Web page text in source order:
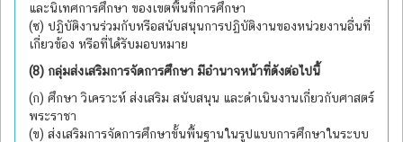
และนิเทศการศึกษา ของเขตพื้นที่การศึกษา
(ซ) ปฏิบัติงานร่วมกับหรือสนับสนุนการปฏิบัติงานของหน่วยงานอื่นที่
เกี่ยวข้อง หรือที่ได้รับมอบหมาย
(8) กลุ่มส่งเสริมการจัดการศึกษา มีอำนาจหน้าที่ดังต่อไปนี้
(ก) ศึกษา วิเคราะห์ ส่งเสริม สนับสนุน และดำเนินงานเกี่ยวกับศาสตร์
พระราชา
(ข) ส่งเสริมการจัดการศึกษาขั้นพื้นฐานในรูปแบบการศึกษาในระบบ